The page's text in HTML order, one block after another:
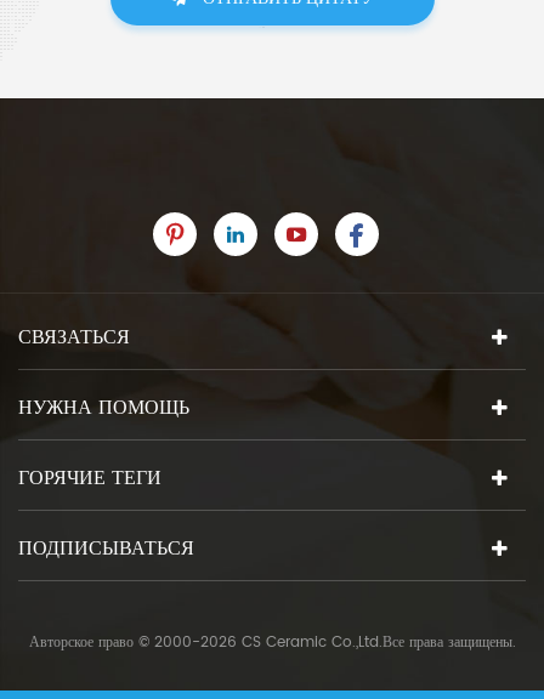
СВЯЗАТЬСЯ
НУЖНА ПОМОЩЬ
ГОРЯЧИЕ ТЕГИ
ПОДПИСЫВАТЬСЯ
Авторское право © 2000-2026 CS Ceramic Co.,Ltd.Все права защищены.